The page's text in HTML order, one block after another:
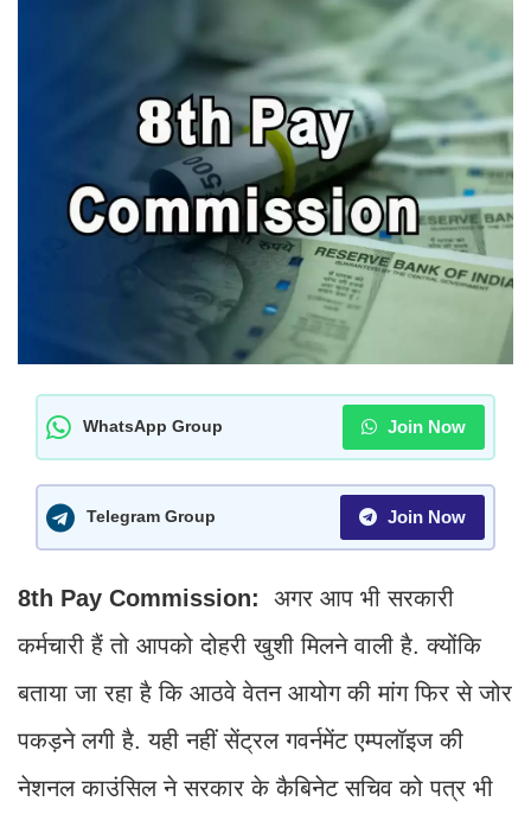
WhatsApp Group Join Now
Telegram Group Join Now
8th Pay Commission:
अगर आप भी सरकारी
कर्मचारी हैं तो आपको दोहरी खुशी मिलने वाली है. क्योंकि
बताया जा रहा है कि आठवे वेतन आयोग की मांग फिर से जोर
पकड़ने लगी है. यही नहीं सेंट्रल गवर्नमेंट एम्पलॉइज की
नेशनल काउंसिल ने सरकार के कैबिनेट सचिव को पत्र भी